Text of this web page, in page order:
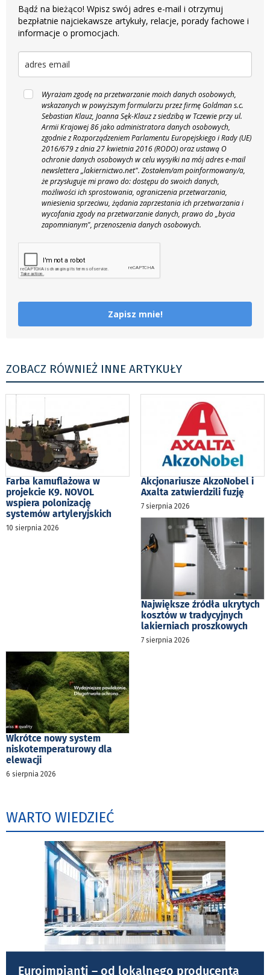
Bądź na bieżąco! Wpisz swój adres e-mail i otrzymuj
bezpłatnie najciekawsze artykuły, relacje, porady fachowe i
informacje o promocjach.
Wyrażam zgodę na przetwarzanie moich danych osobowych,
wskazanych w powyższym formularzu przez firmę Goldman s.c.
Sebastian Klauz, Joanna Sęk-Klauz z siedzibą w Tczewie przy ul.
Armii Krajowej 86 jako administratora danych osobowych,
zgodnie z Rozporządzeniem Parlamentu Europejskiego i Rady (UE)
2016/679 z dnia 27 kwietnia 2016 (RODO) oraz ustawą O
ochronie danych osobowych w celu wysyłki na mój adres e-mail
newslettera „lakiernictwo.net". Zostałem/am poinformowany/a,
że przysługuje mi prawo do: dostępu do swoich danych,
możliwości ich sprostowania, ograniczenia przetwarzania,
wniesienia sprzeciwu, żądania zaprzestania ich przetwarzania i
wycofania zgody na przetwarzanie danych, prawo do „bycia
zapomnianym", przenoszenia danych osobowych.
Zapisz mnie!
ZOBACZ RÓWNIEŻ INNE ARTYKUŁY
Farba kamuflażowa w
projekcie K9. NOVOL
wspiera polonizację
systemów artyleryjskich
10 sierpnia 2026
Akcjonariusze AkzoNobel i
Axalta zatwierdzili fuzję
7 sierpnia 2026
Największe źródła ukrytych
kosztów w tradycyjnych
lakierniach proszkowych
7 sierpnia 2026
Wkrótce nowy system
niskotemperaturowy dla
elewacji
6 sierpnia 2026
WARTO WIEDZIEĆ
Euroimpianti – od lokalnego producenta